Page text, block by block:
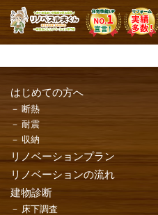
はじめての方へ
断熱
耐震
収納
リノベーションプラン
リノベーションの流れ
建物診断
床下調査